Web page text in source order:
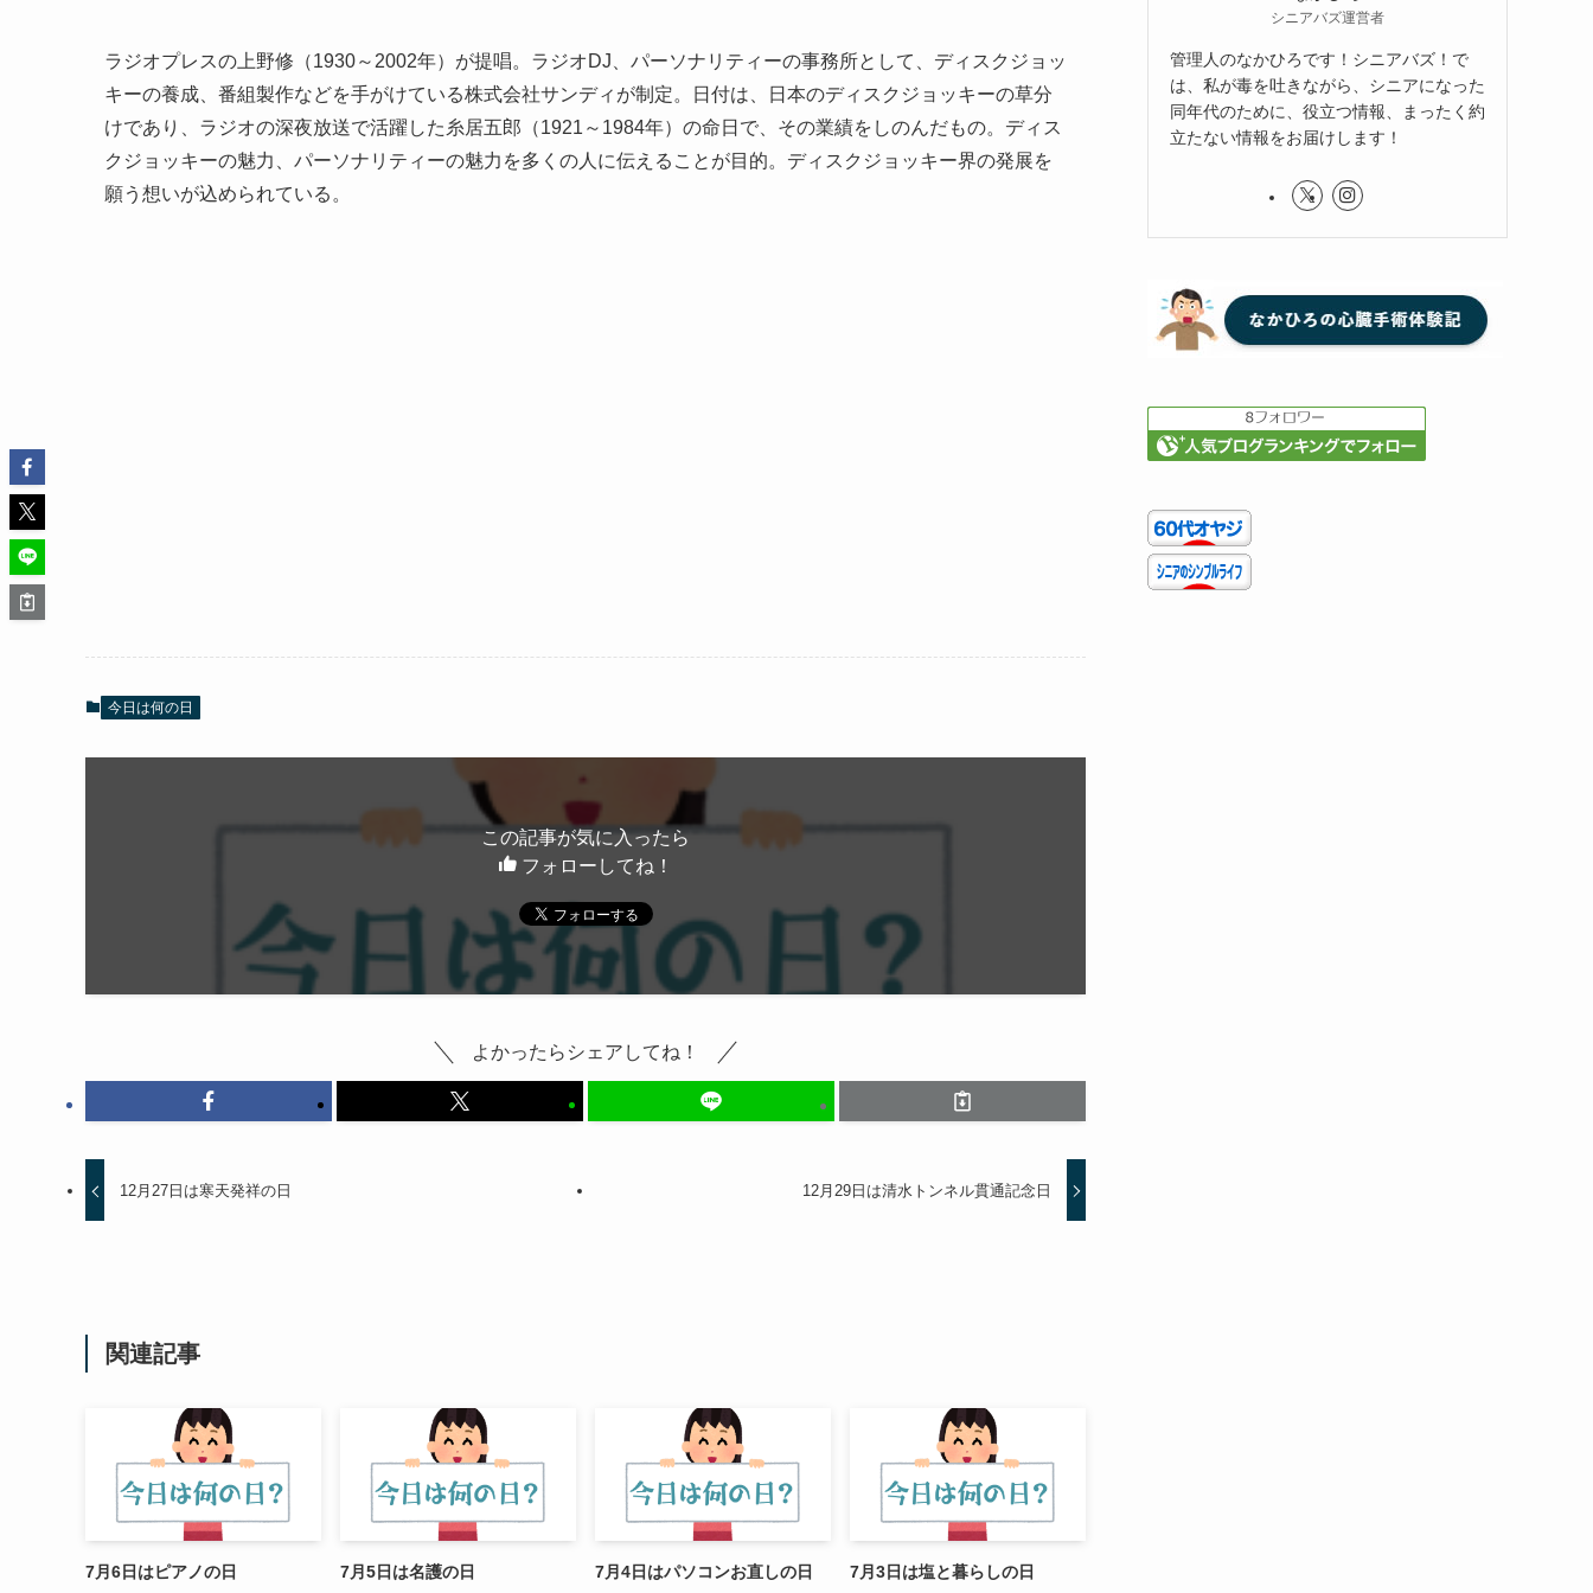
ラジオプレスの上野修（1930～2002年）が提唱。ラジオDJ、パーソナリティーの事務所として、ディスクジョッ
キーの養成、番組製作などを手がけている株式会社サンディが制定。日付は、日本のディスクジョッキーの草分
けであり、ラジオの深夜放送で活躍した糸居五郎（1921～1984年）の命日で、その業績をしのんだもの。ディス
クジョッキーの魅力、パーソナリティーの魅力を多くの人に伝えることが目的。ディスクジョッキー界の発展を
願う想いが込められている。
今日は何の日
この記事が気に入ったら
フォローしてね！
よかったらシェアしてね！
12月27日は寒天発祥の日 12月29日は清水トンネル貫通記念日
関連記事
7月6日はピアノの日 7月5日は名護の日 7月4日はパソコンお直しの日 7月3日は塩と暮らしの日
シニアバズ運営者
管理人のなかひろです！シニアバズ！で
は、私が毒を吐きながら、シニアになった
同年代のために、役立つ情報、まったく約
立たない情報をお届けします！